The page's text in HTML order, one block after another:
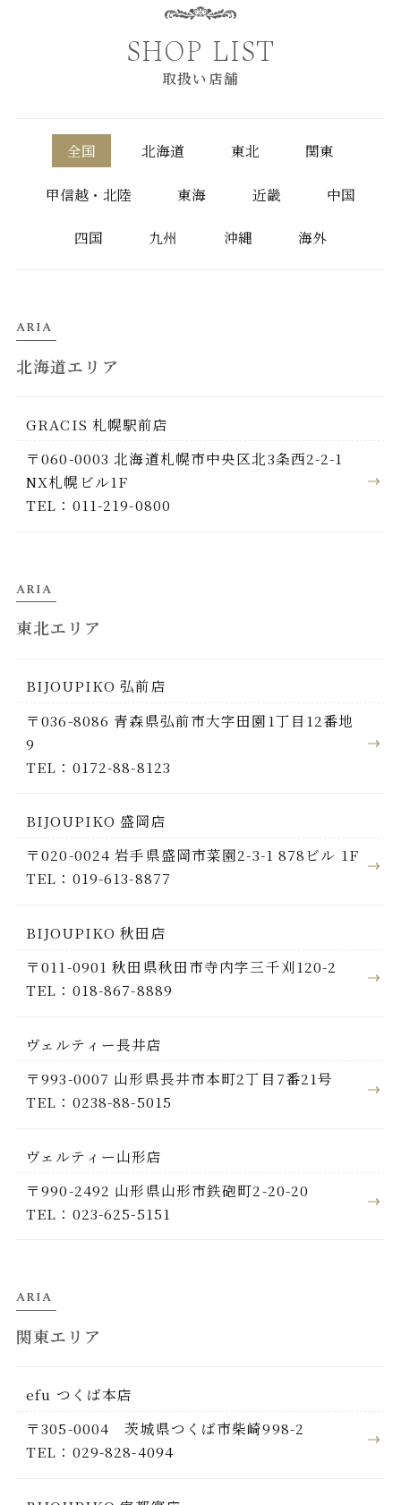
SHOP LIST
取扱い店舗
全国 北海道 東北 関東
甲信越・北陸 東海 近畿 中国
四国 九州 沖縄 海外
ARIA
北海道エリア
GRACIS 札幌駅前店
〒060-0003 北海道札幌市中央区北3条西2-2-1
NX札幌ビル1F
TEL：011-219-0800
ARIA
東北エリア
BIJOUPIKO 弘前店
〒036-8086 青森県弘前市大字田園1丁目12番地
9
TEL：0172-88-8123
BIJOUPIKO 盛岡店
〒020-0024 岩手県盛岡市菜園2-3-1 878ビル 1F
TEL：019-613-8877
BIJOUPIKO 秋田店
〒011-0901 秋田県秋田市寺内字三千刈120-2
TEL：018-867-8889
ヴェルティー長井店
〒993-0007 山形県長井市本町2丁目7番21号
TEL：0238-88-5015
ヴェルティー山形店
〒990-2492 山形県山形市鉄砲町2-20-20
TEL：023-625-5151
ARIA
関東エリア
efu つくば本店
〒305-0004 茨城県つくば市柴崎998-2
TEL：029-828-4094